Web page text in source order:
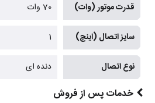
قدرت موتور (وات) 70 وات
سایز اتصال (اینچ) 1
نوع اتصال دنده ای
خدمات پس از فروش